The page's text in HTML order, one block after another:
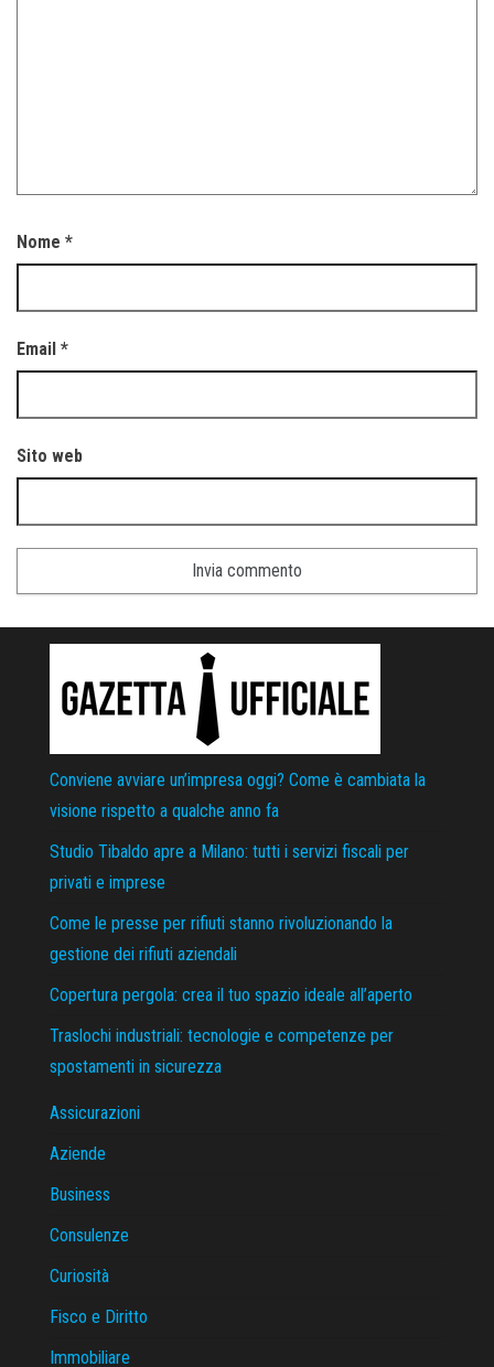
Nome *
Email *
Sito web
Conviene avviare un’impresa oggi? Come è cambiata la
visione rispetto a qualche anno fa
Studio Tibaldo apre a Milano: tutti i servizi fiscali per
privati e imprese
Come le presse per rifiuti stanno rivoluzionando la
gestione dei rifiuti aziendali
Copertura pergola: crea il tuo spazio ideale all’aperto
Traslochi industriali: tecnologie e competenze per
spostamenti in sicurezza
Assicurazioni
Aziende
Business
Consulenze
Curiosità
Fisco e Diritto
Immobiliare